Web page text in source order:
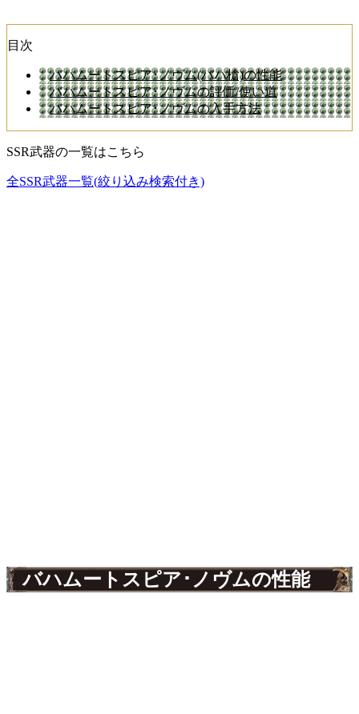
目次
バハムートスピア･ノヴム(バハ槍)の性能
バハムートスピア･ノヴムの評価/使い道
バハムートスピア･ノヴムの入手方法
SSR武器の一覧はこちら
全SSR武器一覧(絞り込み検索付き)
バハムートスピア･ノヴムの性能